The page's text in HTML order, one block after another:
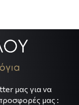
μας για να
μας :